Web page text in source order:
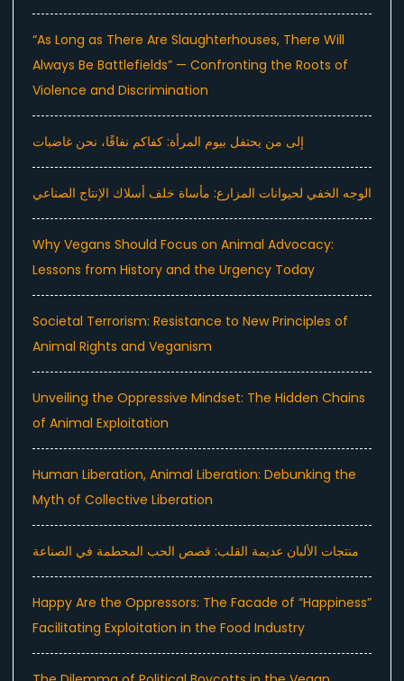
“As Long as There Are Slaughterhouses, There Will
Always Be Battlefields” — Confronting the Roots of
Violence and Discrimination
إلى من يحتفل بيوم المرأة: كفاكم نفاقًا، نحن غاضبات
الوجه الخفي لحيوانات المزارع: مأساة خلف أسلاك الإنتاج الصناعي
Why Vegans Should Focus on Animal Advocacy:
Lessons from History and the Urgency Today
Societal Terrorism: Resistance to New Principles of
Animal Rights and Veganism
Unveiling the Oppressive Mindset: The Hidden Chains
of Animal Exploitation
Human Liberation, Animal Liberation: Debunking the
Myth of Collective Liberation
منتجات الألبان عديمة القلب: قصص الحب المحطمة في الصناعة
Happy Are the Oppressors: The Facade of “Happiness”
Facilitating Exploitation in the Food Industry